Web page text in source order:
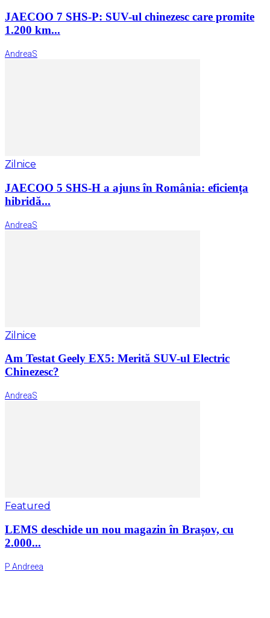
JAECOO 7 SHS-P: SUV-ul chinezesc care promite
1.200 km...
AndreaS
Zilnice
JAECOO 5 SHS-H a ajuns în România: eficiența
hibridă...
AndreaS
Zilnice
Am Testat Geely EX5: Merită SUV-ul Electric
Chinezesc?
AndreaS
Featured
LEMS deschide un nou magazin în Brașov, cu
2.000...
P Andreea